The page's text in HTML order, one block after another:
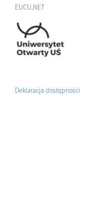
EUCU.NET
Deklaracja dostępności